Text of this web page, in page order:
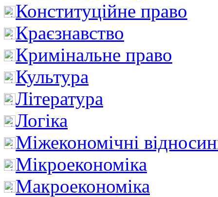
Конституційне право
Краєзнавство
Кримінальне право
Культура
Література
Логіка
Міжекономічні
Мікроекономіка
Макроекономіка